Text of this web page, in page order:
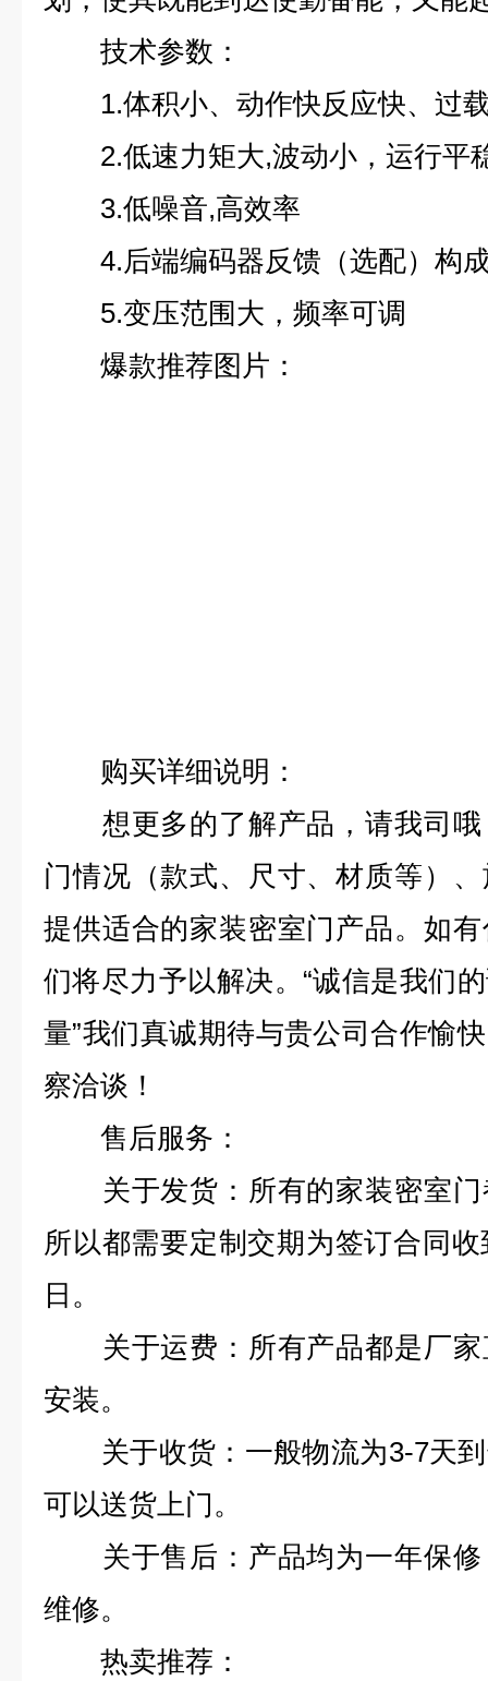
技术参数：
1.体积小、动作快反应快、过载
2.低速力矩大,波动小，运行平
3.低噪音,高效率
4.后端编码器反馈（选配）构
5.变压范围大，频率可调
爆款推荐图片：
购买详细说明：
想更多的了解产品，请我司哦
门情况（款式、尺寸、材质等）
提供适合的家装密室门产品。如
们将尽力予以解决。“诚信是我们
量”我们真诚期待与贵公司合作愉
察洽谈！
售后服务：
关于发货：所有的家装密室门
所以都需要定制交期为签订合同
日。
关于运费：所有产品都是厂家
安装。
关于收货：一般物流为3-7天到
可以送货上门。
关于售后：产品均为一年保修
维修。
热卖推荐：